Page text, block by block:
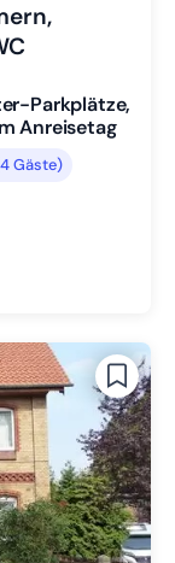
Parkplätze,
Anreisetag
Gäste)